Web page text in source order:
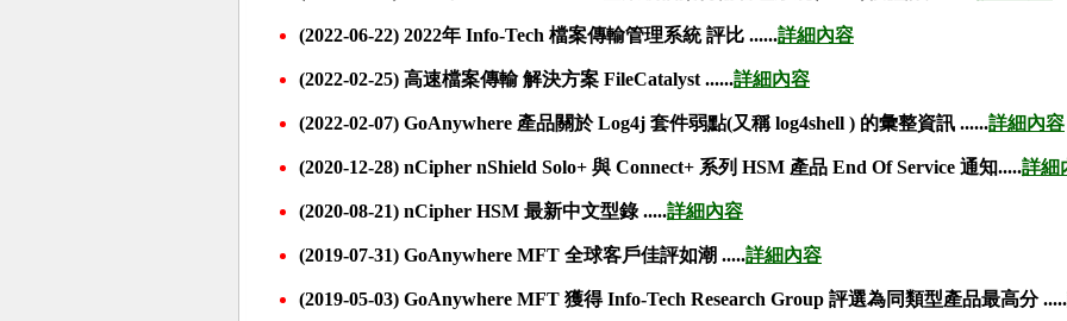
(2022-06-22) 2022年 Info-Tech 檔案傳輸管理系統 評比 ......詳細內容
(2022-02-25) 高速檔案傳輸 解決方案 FileCatalyst ......詳細內容
(2022-02-07) GoAnywhere 產品關於 Log4j 套件弱點(又稱 log4shell ) 的彙整資訊 ......詳細內容
(2020-12-28) nCipher nShield Solo+ 與 Connect+ 系列 HSM 產品 End Of Service 通知.....詳細
(2020-08-21) nCipher HSM 最新中文型錄 .....詳細內容
(2019-07-31) GoAnywhere MFT 全球客戶佳評如潮 .....詳細內容
(2019-05-03) GoAnywhere MFT 獲得 Info-Tech Research Group 評選為同類型產品最高分 .....